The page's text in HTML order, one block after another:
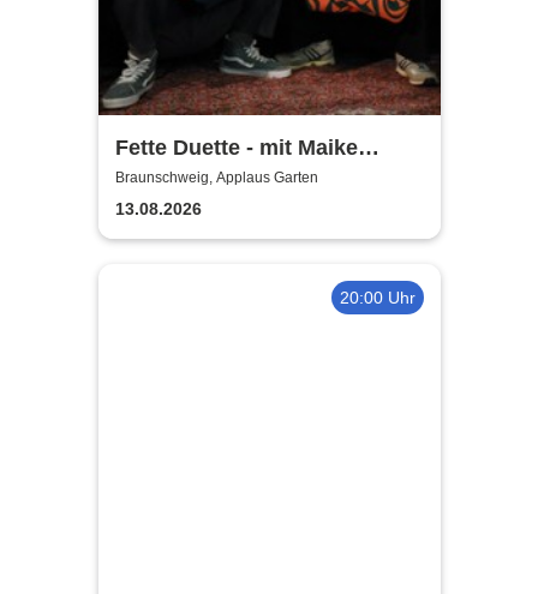
Fette Duette - mit Maike
Jacobs & Markus Schultze
Braunschweig, Applaus Garten
13.08.2026
20:00 Uhr